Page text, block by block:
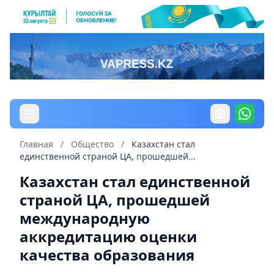
Главная / Общество /
Казахстан стал
единственной страной ЦА, прошедшей...
Казахстан стал единственной
страной ЦА, прошедшей
международную
аккредитацию оценки
качества образования